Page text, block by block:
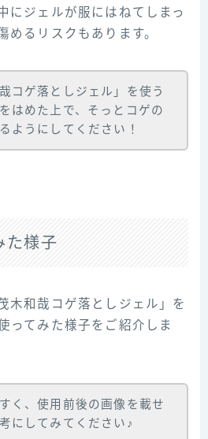
にジェルが服にはねてしまっ
めるリスクもあります。
コゲ落としジェル」を使う
はめた上で、そっとコゲの
ようにしてください！
た様子
木和哉コゲ落としジェル」を
ってみた様子をご紹介しま
く、使用前後の画像を載せ
にしてみてください♪